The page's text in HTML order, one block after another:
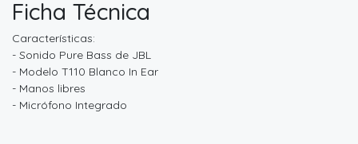
Ficha Técnica
Características:
- Sonido Pure Bass de JBL
- Modelo T110 Blanco In Ear
- Manos libres
- Micrófono Integrado